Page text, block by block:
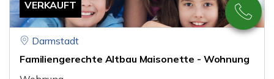
VERKAUFT
Darmstadt
Familiengerechte Altbau Maisonette - Wohnung